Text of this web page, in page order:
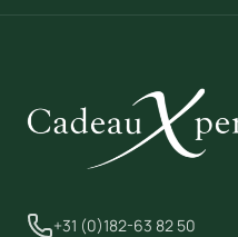
+31 (0)182-63 82 50